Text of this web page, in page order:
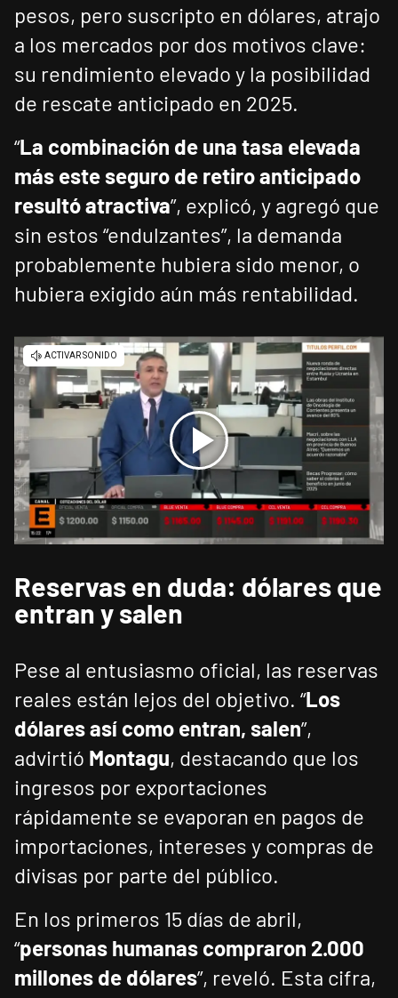
pesos, pero suscripto en dólares, atrajo
a los mercados por dos motivos clave:
su rendimiento elevado y la posibilidad
de rescate anticipado en 2025.
“La combinación de una tasa elevada
más este seguro de retiro anticipado
resultó atractiva”, explicó, y agregó que
sin estos “endulzantes”, la demanda
probablemente hubiera sido menor, o
hubiera exigido aún más rentabilidad.
Reservas en duda: dólares que
entran y salen
Pese al entusiasmo oficial, las reservas
reales están lejos del objetivo. “Los
dólares así como entran, salen”,
advirtió Montagu, destacando que los
ingresos por exportaciones
rápidamente se evaporan en pagos de
importaciones, intereses y compras de
divisas por parte del público.
En los primeros 15 días de abril,
“personas humanas compraron 2.000
millones de dólares”, reveló. Esta cifra,